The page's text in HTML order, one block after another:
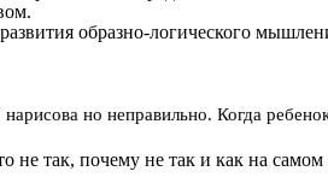
образно-логического
но неправильно. Когда
не так, почему не так и как на